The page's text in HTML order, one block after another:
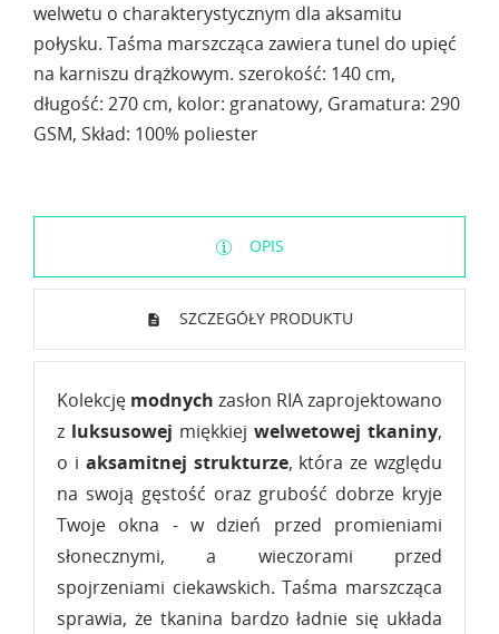
welwetu o charakterystycznym dla aksamitu
połysku. Taśma marszcząca zawiera tunel do upięć
na karniszu drążkowym. szerokość: 140 cm,
długość: 270 cm, kolor: granatowy, Gramatura: 290
GSM, Skład: 100% poliester
OPIS
SZCZEGÓŁY PRODUKTU
Kolekcję modnych zasłon RIAzaprojektowano
z luksusowej miękkiej welwetowej tkaniny,
o i aksamitnej strukturze, która ze względu
na swoją gęstość oraz grubość dobrze kryje
Twoje okna - w dzień przed promieniami
słonecznymi, a wieczorami przed
spojrzeniami ciekawskich. Taśma marszcząca
sprawia, że tkanina bardzo ładnie się układa